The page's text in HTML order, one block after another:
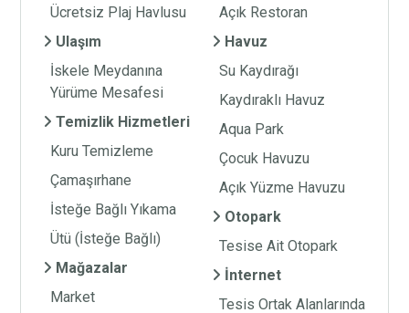
Ücretsiz Plaj Havlusu
Ulaşım
İskele Meydanına
Yürüme Mesafesi
Temizlik Hizmetleri
Kuru Temizleme
Çamaşırhane
İsteğe Bağlı Yıkama
Ütü (İsteğe Bağlı)
Mağazalar
Market
Açık Restoran
Havuz
Su Kaydırağı
Kaydıraklı Havuz
Aqua Park
Çocuk Havuzu
Açık Yüzme Havuzu
Otopark
Tesise Ait Otopark
İnternet
Tesis Ortak Alanlarında